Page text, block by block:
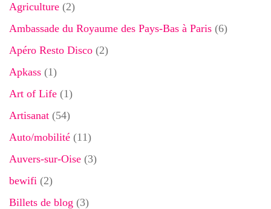
Agriculture (2)
Ambassade du Royaume des Pays-Bas à Paris (6)
Apéro Resto Disco (2)
Apkass (1)
Art of Life (1)
Artisanat (54)
Auto/mobilité (11)
Auvers-sur-Oise (3)
bewifi (2)
Billets de blog (3)